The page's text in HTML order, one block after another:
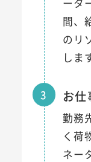
ータ
間、
のリ
しま
3 お仕
勤務
く荷
ネー